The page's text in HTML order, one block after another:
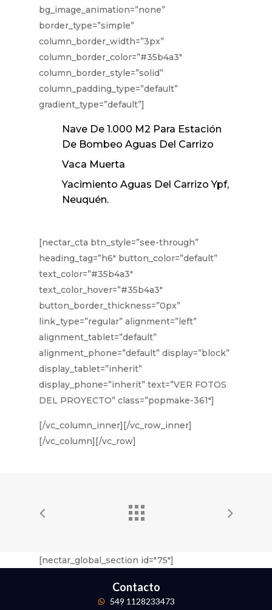
bg_image_animation=”none”
border_type=”simple”
column_border_width=”3px”
column_border_color=”#35b4a3″
column_border_style=”solid”
column_padding_type=”default”
gradient_type=”default”]
Nave De 1.000 M2 Para Estación
De Bombeo Aguas Del Carrizo
Vaca Muerta
Yacimiento Aguas Del Carrizo Ypf,
Neuquén.
[nectar_cta btn_style=”see-through”
heading_tag=”h6″ button_color=”default”
text_color=”#35b4a3″
text_color_hover=”#35b4a3″
button_border_thickness=”0px”
link_type=”regular” alignment=”left”
alignment_tablet=”default”
alignment_phone=”default” display=”block”
display_tablet=”inherit”
display_phone=”inherit” text=”VER FOTOS
DEL PROYECTO” class=”popmake-361″]
[/vc_column_inner][/vc_row_inner]
[/vc_column][/vc_row]
[nectar_global_section id="75"]
Contacto
549 1128233473